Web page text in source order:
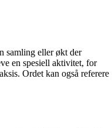
samling eller økt der
en spesiell aktivitet, for
Ordet kan også referere